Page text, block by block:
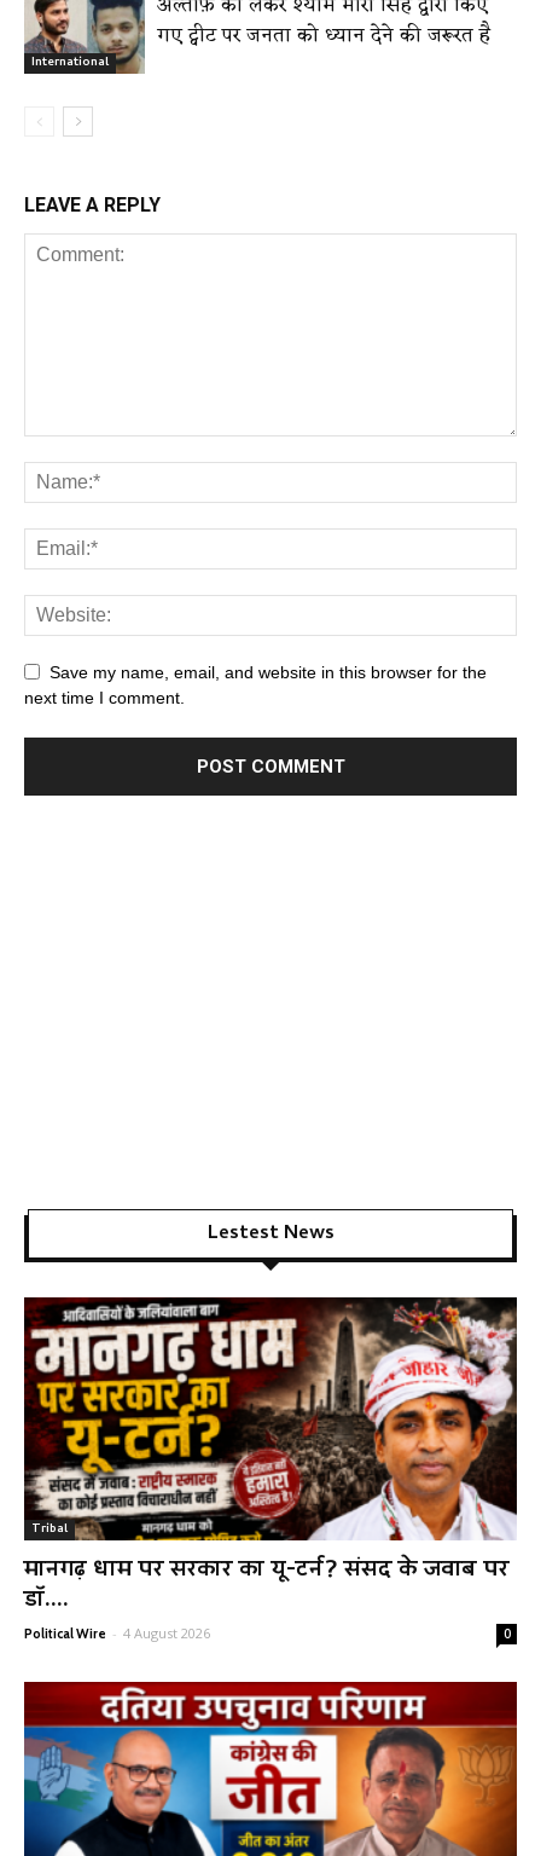
International
गए ट्वीट पर जनता को ध्यान देने की जरूरत है
LEAVE A REPLY
Save my name, email, and website in this browser for the
next time I comment.
Lestest News
Tribal
मानगढ़ धाम पर सरकार का यू-टर्न? संसद के जवाब पर
डॉ....
Political Wire - 4 August 2026 0